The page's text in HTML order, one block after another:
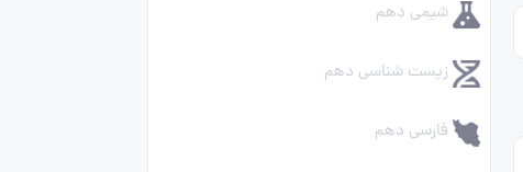
شیمی دهم
زیست شناسی دهم
فارسی دهم